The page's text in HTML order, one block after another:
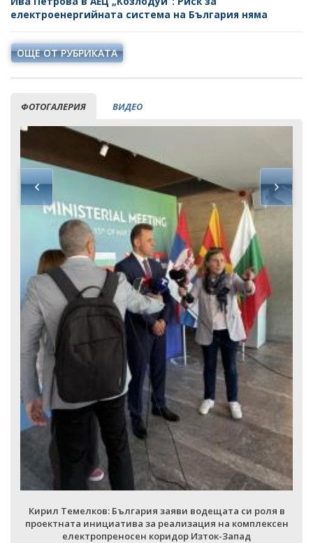
електроенергийната система на България няма
ОЩЕ ОТ РУБРИКАТА
ФОТОГАЛЕРИЯ ВИДЕО
Кирил Темелков: България заяви водещата си роля в
проектната инициатива за реализация на комплексен
електропреносен коридор Изток-Запад